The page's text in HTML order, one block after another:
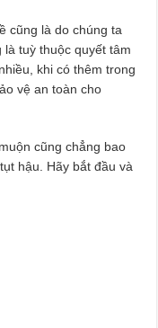
cũng là do chúng ta
tuỳ thuộc quyết tâm
khi có thêm trong
vệ an toàn cho
cũng chẳng bao
hậu. Hãy bắt đầu và